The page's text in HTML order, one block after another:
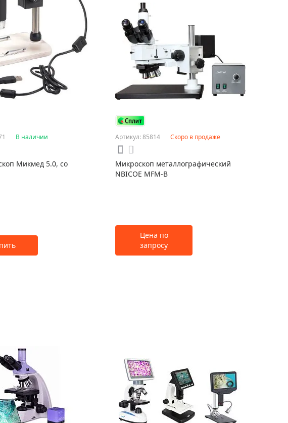
В наличии
Микмед 5.0, со
Артикул: 85814 Скоро в продаже
Микроскоп металлографический
NBICOE MFM-B
Цена по
запросу